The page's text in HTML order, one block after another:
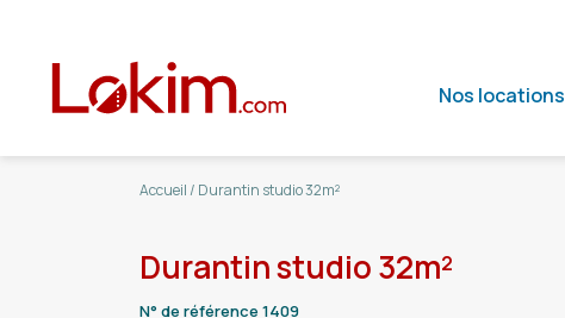
Nos locations
Accueil/ Durantin studio 32m²
Durantin studio 32m²
N° de référence 1409